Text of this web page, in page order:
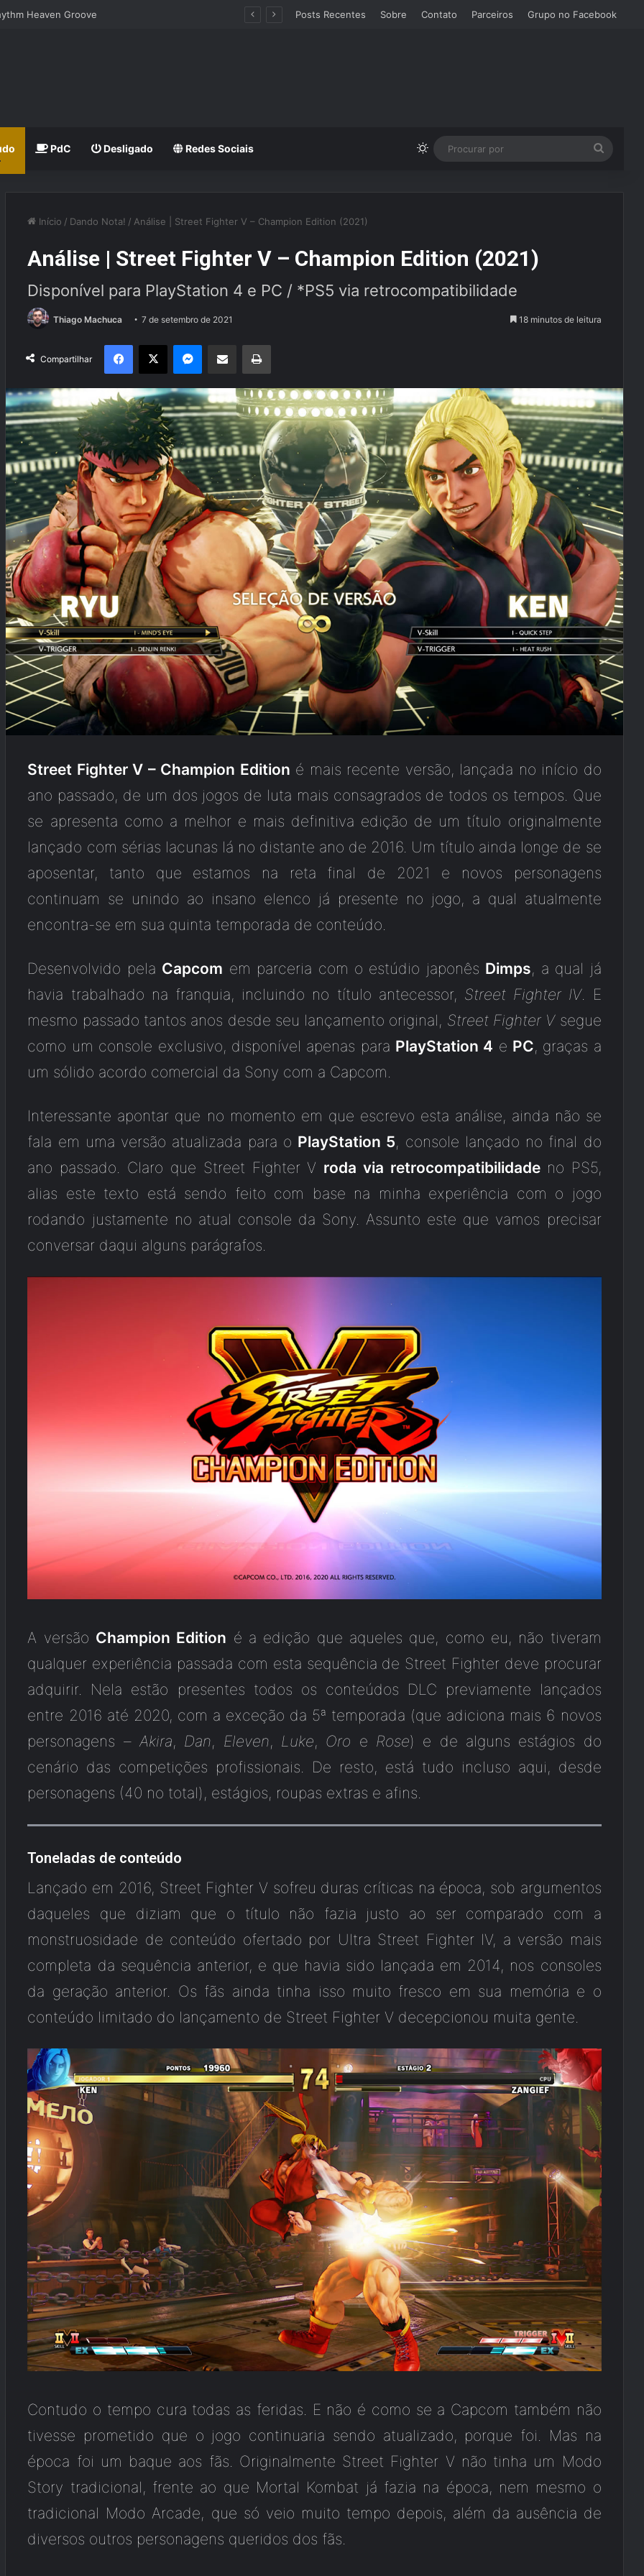
Posts Recentes Sobre Contato Parceiros Grupo no Facebook
PdC Desligado Redes Sociais Switch skin
Início / Dando Nota! / Análise | Street Fighter V – Champion Edition (2021)
Análise | Street Fighter V – Champion Edition (2021)
Disponível para PlayStation 4 e PC / *PS5 via retrocompatibilidade
Thiago Machuca 7 de setembro de 2021 18 minutos de leitura
Compartilhar
X
Street Fighter V – Champion Edition é mais recente versão, lançada no início do
ano passado, de um dos jogos de luta mais consagrados de todos os tempos. Que
se apresenta como a melhor e mais definitiva edição de um título originalmente
lançado com sérias lacunas lá no distante ano de 2016. Um título ainda longe de se
aposentar, tanto que estamos na reta final de 2021 e novos personagens
continuam se unindo ao insano elenco já presente no jogo, a qual atualmente
encontra-se em sua quinta temporada de conteúdo.
Desenvolvido pela Capcom em parceria com o estúdio japonês Dimps, a qual já
havia trabalhado na franquia, incluindo no título antecessor, Street Fighter IV. E
mesmo passado tantos anos desde seu lançamento original, Street Fighter Vsegue
como um console exclusivo, disponível apenas para PlayStation 4 e PC, graças a
um sólido acordo comercial da Sony com a Capcom.
Interessante apontar que no momento em que escrevo esta análise, ainda não se
fala em uma versão atualizada para o PlayStation 5, console lançado no final do
ano passado. Claro que Street Fighter V roda via retrocompatibilidade no PS5,
alias este texto está sendo feito com base na minha experiência com o jogo
rodando justamente no atual console da Sony. Assunto este que vamos precisar
conversar daqui alguns parágrafos.
A versão Champion Edition é a edição que aqueles que, como eu, não tiveram
qualquer experiência passada com esta sequência de Street Fighter deve procurar
adquirir. Nela estão presentes todos os conteúdos DLC previamente lançados
entre 2016 até 2020, com a exceção da 5ª temporada (que adiciona mais 6 novos
personagens –Akira, Dan, Eleven, Luke, Oro e Rose) e de alguns estágios do
cenário das competições profissionais. De resto, está tudo incluso aqui, desde
personagens (40 no total), estágios, roupas extras e afins.
Toneladas de conteúdo
Lançado em 2016, Street Fighter V sofreu duras críticas na época, sob argumentos
daqueles que diziam que o título não fazia justo ao ser comparado com a
monstruosidade de conteúdo ofertado por Ultra Street Fighter IV, a versão mais
completa da sequência anterior, e que havia sido lançada em 2014, nos consoles
da geração anterior. Os fãs ainda tinha isso muito fresco em sua memória e o
conteúdo limitado do lançamento de Street Fighter V decepcionou muita gente.
Contudo o tempo cura todas as feridas. E não é como se a Capcom também não
tivesse prometido que o jogo continuaria sendo atualizado, porque foi. Mas na
época foi um baque aos fãs. Originalmente Street Fighter V não tinha um Modo
Story tradicional, frente ao que Mortal Kombat já fazia na época, nem mesmo o
tradicional Modo Arcade, que só veio muito tempo depois, além da ausência de
diversos outros personagens queridos dos fãs.